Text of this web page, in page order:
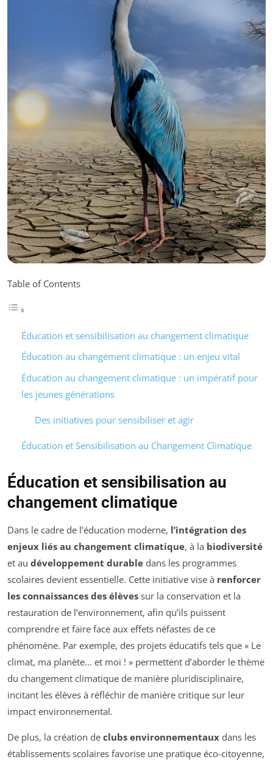
Table of Contents
Éducation et sensibilisation au changement climatique
Éducation au changement climatique : un enjeu vital
Éducation au changement climatique : un impératif pour
les jeunes générations
Des initiatives pour sensibiliser et agir
Éducation et Sensibilisation au Changement Climatique
Éducation et sensibilisation au
changement climatique
Dans le cadre de l’éducation moderne, l’intégration des
enjeux liés au changement climatique, à la biodiversité
et au développement durable dans les programmes
scolaires devient essentielle. Cette initiative vise à renforcer
les connaissances des élèves sur la conservation et la
restauration de l’environnement, afin qu’ils puissent
comprendre et faire face aux effets néfastes de ce
phénomène. Par exemple, des projets éducatifs tels que « Le
climat, ma planète… et moi ! » permettent d’aborder le thème
du changement climatique de manière pluridisciplinaire,
incitant les élèves à réfléchir de manière critique sur leur
impact environnemental.
De plus, la création de clubs environnementaux dans les
établissements scolaires favorise une pratique éco-citoyenne,